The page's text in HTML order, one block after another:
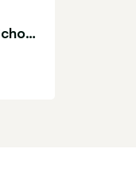
Schoenlepel.40893 Schoenonderhoud